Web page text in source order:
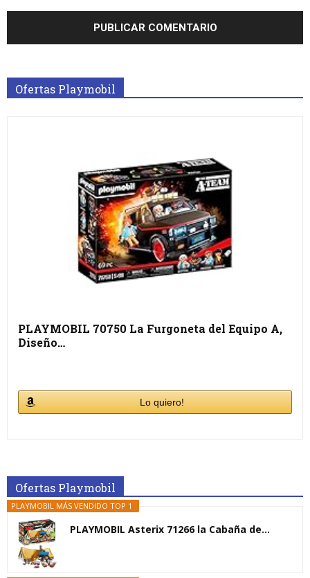
Ofertas Playmobil
PLAYMOBIL 70750 La Furgoneta del Equipo A,
Diseño…
Lo quiero!
Ofertas Playmobil
PLAYMOBIL MÁS VENDIDO TOP 1
PLAYMOBIL Asterix 71266 la Cabaña de...